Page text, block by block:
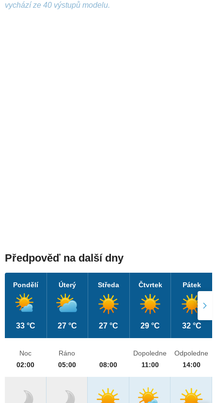
vychází ze 40 výstupů modelu.
Předpověď na další dny
Pondělí
33 °C
Úterý
27 °C
Středa
27 °C
Čtvrtek
29 °C
Pátek
32 °C
Noc
02:00
Ráno
05:00
08:00
Dopoledne
11:00
Odpoledne
14:00